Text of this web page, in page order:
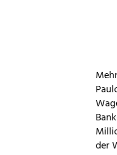
der